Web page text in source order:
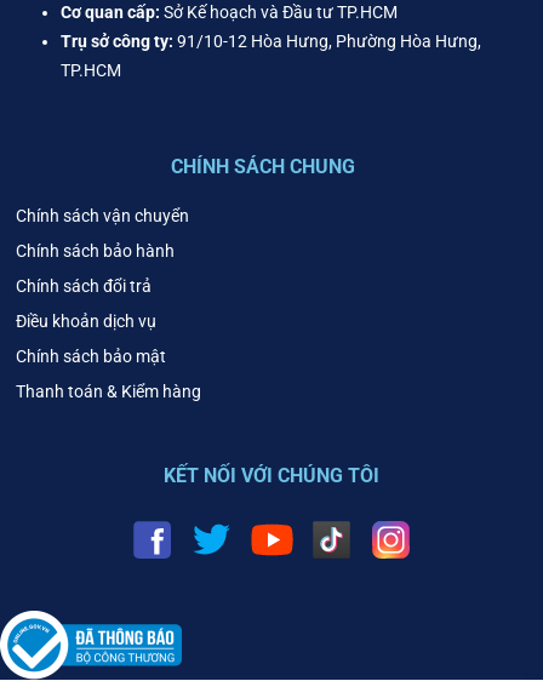
Cơ quan cấp: Sở Kế hoạch và Đầu tư TP.HCM
Trụ sở công ty: 91/10-12 Hòa Hưng, Phường Hòa Hưng,
TP.HCM
CHÍNH SÁCH CHUNG
Chính sách vận chuyển
Chính sách bảo hành
Chính sách đổi trả
Điều khoản dịch vụ
Chính sách bảo mật
Thanh toán & Kiểm hàng
KẾT NỐI VỚI CHÚNG TÔI